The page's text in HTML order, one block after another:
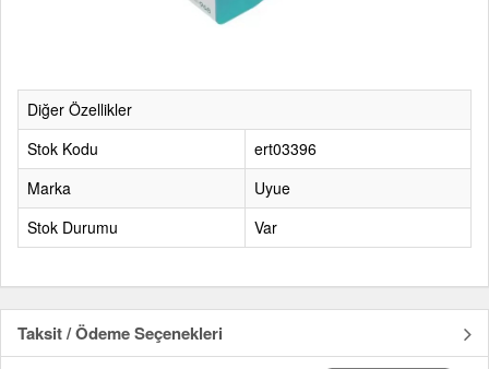
Diğer Özellikler
Stok Kodu
ert03396
Marka
Uyue
Stok Durumu
Var
Taksit / Ödeme Seçenekleri